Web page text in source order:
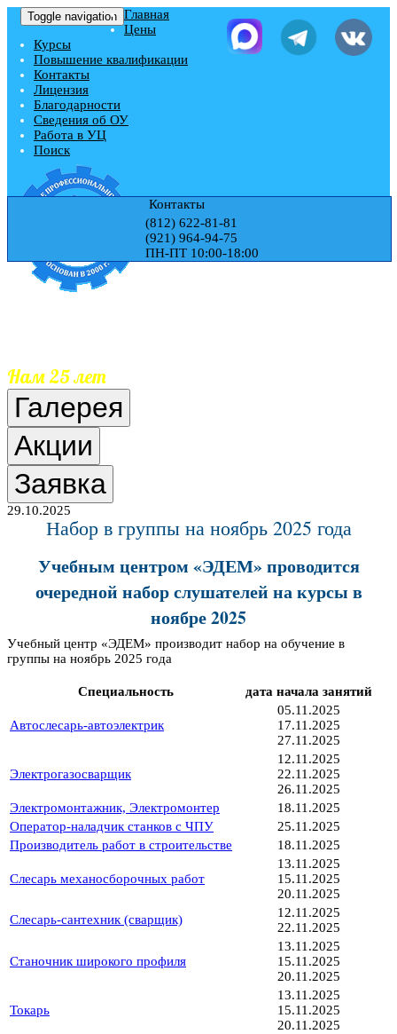
Toggle navigation Главная
Цены
Курсы
Повышение квалификации
Контакты
Лицензия
Благодарности
Сведения об ОУ
Работа в УЦ
Поиск
Нам 25 лет
Контакты
(812) 622-81-81
(921) 964-94-75
ПН-ПТ 10:00-18:00
Галерея
Акции
Заявка
29.10.2025
Набор в группы на ноябрь 2025 года
Учебным центром «ЭДЕМ» проводится
очередной набор слушателей на курсы в
ноябре 2025
Учебный центр «ЭДЕМ» производит набор на обучение в
группы на ноябрь 2025 года
Специальность дата начала занятий
Автослесарь-автоэлектрик
05.11.2025
17.11.2025
27.11.2025
Электрогазосварщик
12.11.2025
22.11.2025
26.11.2025
Электромонтажник, Электромонтер
18.11.2025
Оператор-наладчик станков с ЧПУ
25.11.2025
Производитель работ в строительстве
18.11.2025
Слесарь механосборочных работ
13.11.2025
15.11.2025
20.11.2025
Слесарь-сантехник (сварщик)
12.11.2025
22.11.2025
Станочник широкого профиля
13.11.2025
15.11.2025
20.11.2025
Токарь
13.11.2025
15.11.2025
20.11.2025